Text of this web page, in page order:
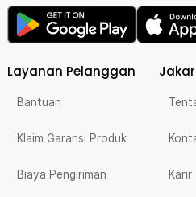
Layanan Pelanggan
Bantuan
Klaim Garansi Produk
Biaya Pengiriman Karir